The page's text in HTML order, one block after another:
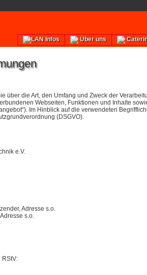
LAN Infos Über uns
über die Art, den Umfang und Zweck der
Webseiten, Funktionen und Inhalte
Im Hinblick auf die verwendeten
(DSGVO).
e.V.
Adresse s.o.
s.o.
RStV: